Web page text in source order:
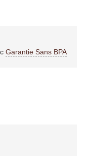
Garantie Sans BPA